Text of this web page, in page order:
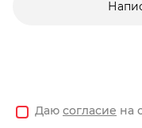
Даю согласие на